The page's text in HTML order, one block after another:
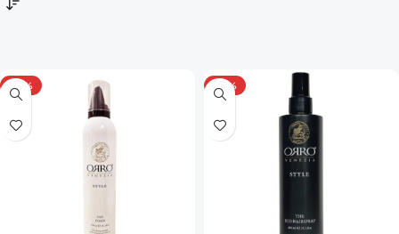
-40% -40%